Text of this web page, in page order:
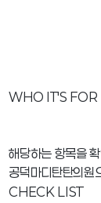
WHO IT'S FOR
해당하는 항목을
공덕마디탄탄의원
CHECK LIST